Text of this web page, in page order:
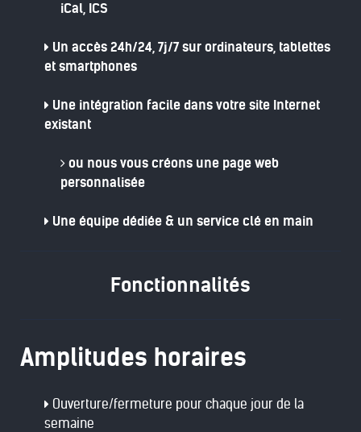
iCal, ICS
Un accès 24h/24, 7j/7 sur ordinateurs, tablettes
et smartphones
Une intégration facile dans votre site Internet
existant
ou nous vous créons une page web
personnalisée
Une équipe dédiée & un service clé en main
Fonctionnalités
Amplitudes horaires
Ouverture/fermeture pour chaque jour de la
semaine